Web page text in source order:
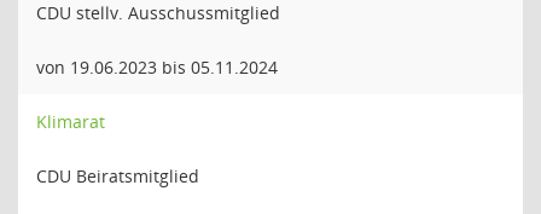
CDU stellv. Ausschussmitglied
von 19.06.2023 bis 05.11.2024
Klimarat
CDU Beiratsmitglied